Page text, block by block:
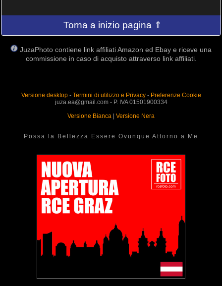
Torna a inizio pagina ⇑
JuzaPhoto contiene link affiliati Amazon ed Ebay e riceve una
commissione in caso di acquisto attraverso link affiliati.
Versione desktop- Termini di utilizzo e Privacy- Preferenze Cookie
juza.ea@gmail.com - P. IVA 01501900334
Versione Bianca
Versione Nera
Possa la Bellezza Essere Ovunque Attorno a Me